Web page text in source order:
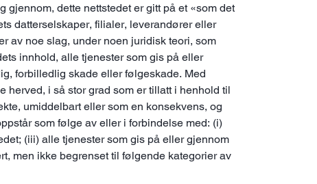
dette nettstedet er gitt på et «som det
datterselskaper, filialer, leverandører eller
av noe slag, under noen juridisk teori, som
innhold, alle tjenester som gis på eller
forbilledlig skade eller følgeskade. Med
herved, i så stor grad som er tillatt i henhold til
umiddelbart eller som en konsekvens, og
som følge av eller i forbindelse med: (i)
(iii) alle tjenester som gis på eller gjennom
men ikke begrenset til følgende kategorier av